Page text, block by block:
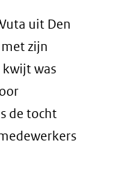
uit Den
zijn
was
de tocht